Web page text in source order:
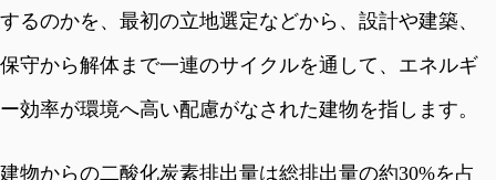
するのかを、最初の立地選定などから、設計や建築、
保守から解体まで一連のサイクルを通して、エネルギ
ー効率が環境へ高い配慮がなされた建物を指します。
建物からの二酸化炭素排出量は総排出量の約30%を占